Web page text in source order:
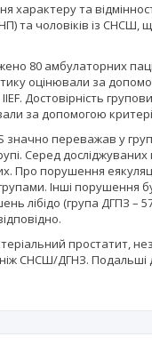
характеру та
чоловіків із СНСШ,
80 амбулаторних
оцінювали за
Достовірність
за допомогою
значно переважав у
Серед
Про порушення
Інші
лібідо (група ДГПЗ –
простатит,
ніж СНСШ/ДГНЗ.